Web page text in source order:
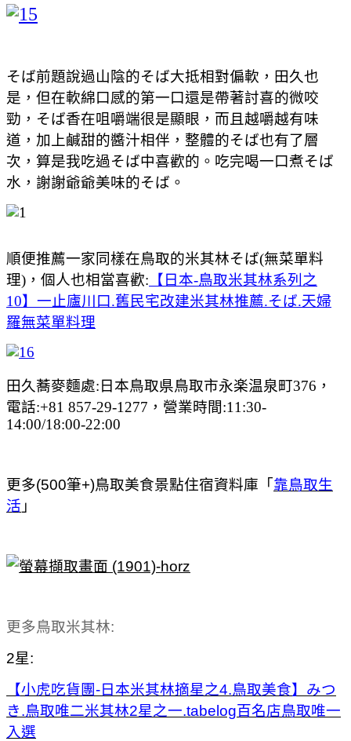
そば前題說過山陰的そば大抵相對偏軟，田久也
是，但在軟綿口感的第一口還是帶著討喜的微咬
勁，そば香在咀嚼端很是顯眼，而且越嚼越有味
道，加上鹹甜的醬汁相伴，整體的そば也有了層
次，算是我吃過そば中喜歡的。吃完喝一口煮そば
水，謝謝爺爺美味的そば。
順便推薦一家同樣在鳥取的米其林そば(無菜單料
理)，個人也相當喜歡: 【日本-鳥取米其林系列之
10】一止廬川口.舊民宅改建米其林推薦.そば.天婦
羅無菜單料理
田久蕎麥麵處:日本鳥取県鳥取市永楽温泉町376，
電話:+81 857-29-1277，營業時間:11:30-
14:00/18:00-22:00
更多(500筆+)鳥取美食景點住宿資料庫「 靠鳥取生
活 」
更多鳥取米其林:
2星:
【小虎吃貨團-日本米其林摘星之4.鳥取美食】みつ
き.鳥取唯二米其林2星之一.tabelog百名店鳥取唯一
入選